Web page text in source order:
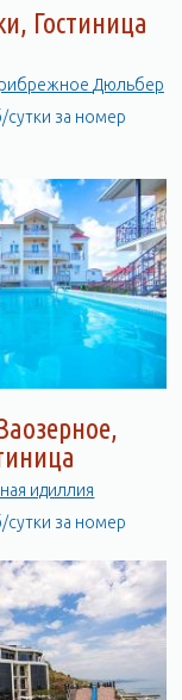
Гостиница
Евпатория пгт Прибрежное Дюльбер
сутки за номер
идиллия
сутки за номер